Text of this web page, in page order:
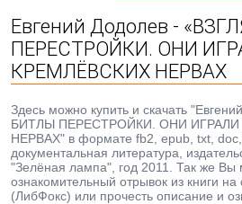
Евгений Додолев -
ПЕРЕСТРОЙКИ. ОНИ
КРЕМЛЁВСКИХ НЕРВАХ
Здесь можно купить и скачать
БИТЛЫ ПЕРЕСТРОЙКИ. ОНИ
НЕРВАХ" в формате fb2, epub, txt,
документальная литература,
"Зелёная лампа", год 2011. Так же Вы
ознакомительный отрывок из книги на
(ЛибФокс) или прочесть описание и